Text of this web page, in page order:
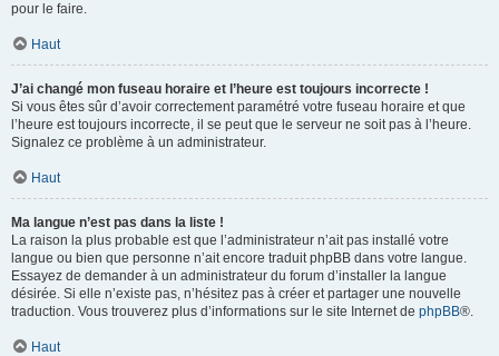
pour le faire.
Haut
J’ai changé mon fuseau horaire et l’heure est toujours incorrecte !
Si vous êtes sûr d’avoir correctement paramétré votre fuseau horaire et que
l’heure est toujours incorrecte, il se peut que le serveur ne soit pas à l’heure.
Signalez ce problème à un administrateur.
Haut
Ma langue n’est pas dans la liste !
La raison la plus probable est que l’administrateur n’ait pas installé votre
langue ou bien que personne n’ait encore traduit phpBB dans votre langue.
Essayez de demander à un administrateur du forum d’installer la langue
désirée. Si elle n’existe pas, n’hésitez pas à créer et partager une nouvelle
traduction. Vous trouverez plus d’informations sur le site Internet de phpBB®.
Haut